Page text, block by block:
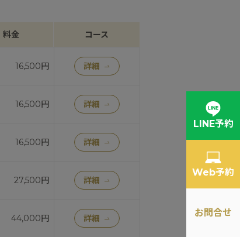
料金 コース
16,500円 詳細
16,500円 詳細
16,500円 詳細
27,500円 詳細
44,000円 詳細
LINE予約
Web予約
お問合せ